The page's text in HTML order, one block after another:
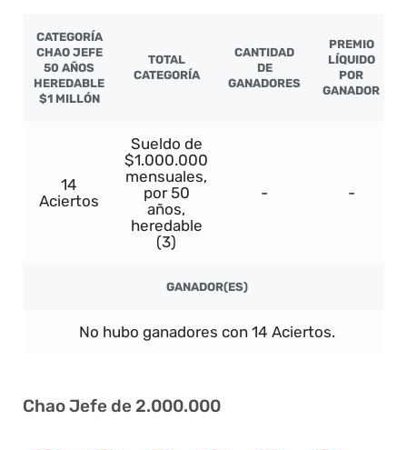
CATEGORÍA
CHAO JEFE
50 AÑOS
HEREDABLE
$1 MILLÓN
TOTAL
CATEGORÍA
CANTIDAD
DE
GANADORES
PREMIO
LÍQUIDO
POR
GANADOR
14
Aciertos
Sueldo de
$1.000.000
mensuales,
por 50
años,
heredable
(3)
- -
GANADOR(ES)
No hubo ganadores con 14 Aciertos.
Chao Jefe de 2.000.000